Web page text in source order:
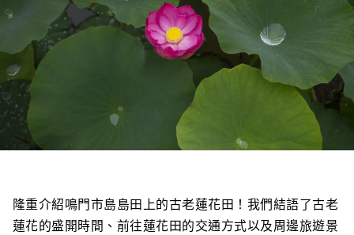
隆重介紹鳴門市島島田上的古老蓮花田！我們結語了古老
蓮花的盛開時間、前往蓮花田的交通方式以及周邊旅遊景